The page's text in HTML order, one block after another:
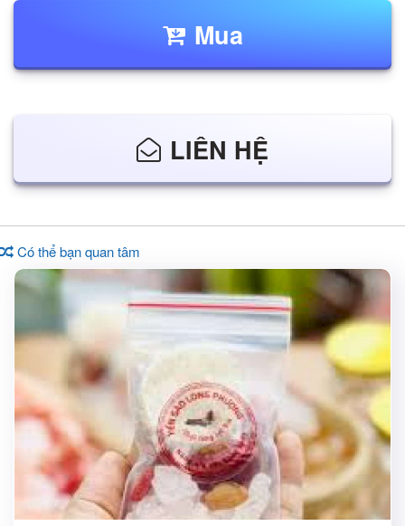
Mua
LIÊN HỆ
Có thể bạn quan tâm